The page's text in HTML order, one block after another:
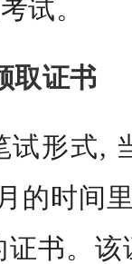
试。
取证书
试形式,
的时间
书。